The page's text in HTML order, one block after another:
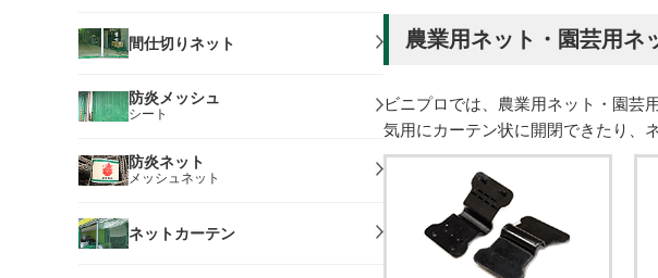
農業用ネット・園芸用ネ
ビニプロでは、農業用ネット・園芸
気用にカーテン状に開閉できたり、
間仕切りネット
防炎メッシュ
シート
防炎ネット
メッシュネット
ネットカーテン